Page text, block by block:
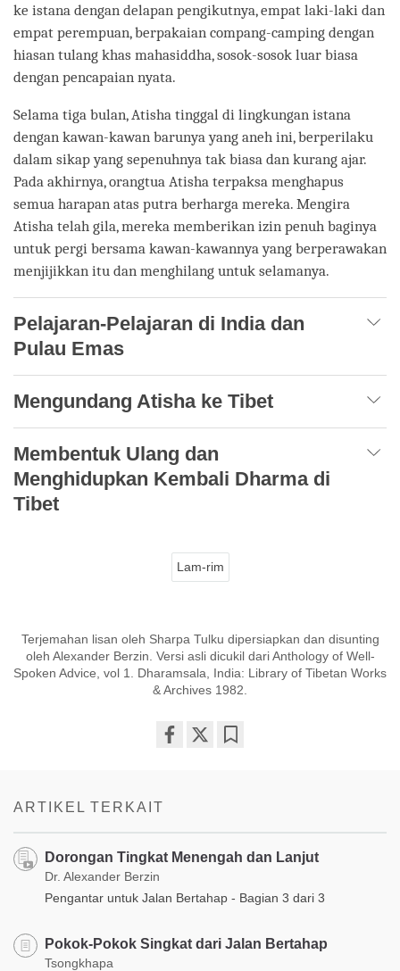
ke istana dengan delapan pengikutnya, empat laki-laki dan
empat perempuan, berpakaian compang-camping dengan
hiasan tulang khas mahasiddha, sosok-sosok luar biasa
dengan pencapaian nyata.
Selama tiga bulan, Atisha tinggal di lingkungan istana
dengan kawan-kawan barunya yang aneh ini, berperilaku
dalam sikap yang sepenuhnya tak biasa dan kurang ajar.
Pada akhirnya, orangtua Atisha terpaksa menghapus
semua harapan atas putra berharga mereka. Mengira
Atisha telah gila, mereka memberikan izin penuh baginya
untuk pergi bersama kawan-kawannya yang berperawakan
menjijikkan itu dan menghilang untuk selamanya.
Pelajaran-Pelajaran di India dan
Pulau Emas
Mengundang Atisha ke Tibet
Membentuk Ulang dan
Menghidupkan Kembali Dharma di
Tibet
Lam-rim
Terjemahan lisan oleh Sharpa Tulku dipersiapkan dan disunting
oleh Alexander Berzin. Versi asli dicukil dari Anthology of Well-
Spoken Advice, vol 1. Dharamsala, India: Library of Tibetan Works
& Archives 1982.
ARTIKEL TERKAIT
Dorongan Tingkat Menengah dan Lanjut
Dr. Alexander Berzin
Pengantar untuk Jalan Bertahap - Bagian 3 dari 3
Pokok-Pokok Singkat dari Jalan Bertahap
Tsongkhapa